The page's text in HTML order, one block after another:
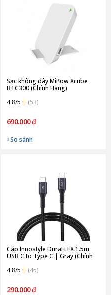
Sạc không dây MiPow Xcube
BTC300 (Chính Hãng)
4.8/5
(53)
690.000 ₫
So sánh
Cáp Innostyle DuraFLEX 1.5m
USB C to Type C | Gray (Chính
4.8/5
(45)
290.000 ₫